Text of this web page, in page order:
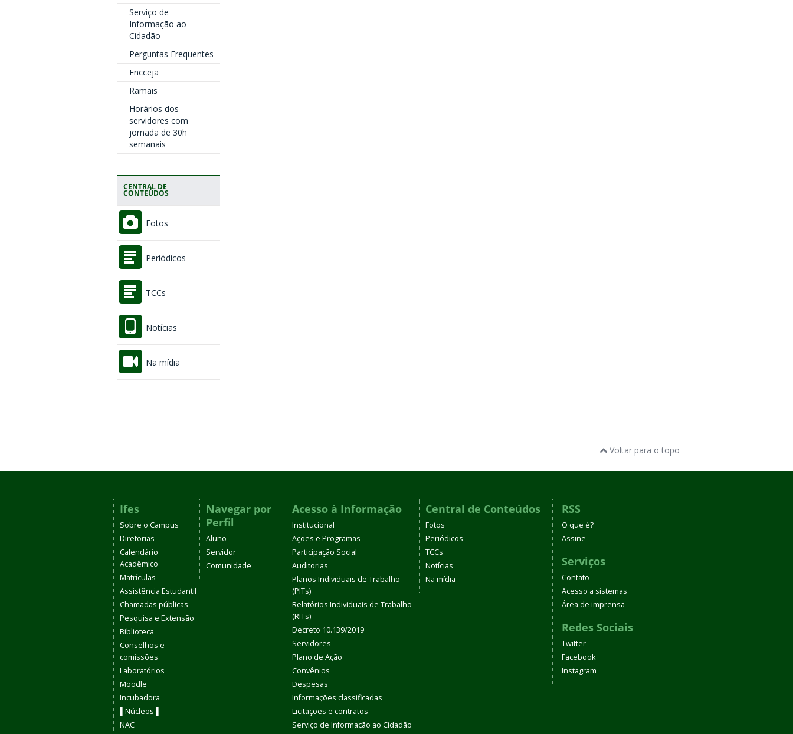
Serviço de
Informação ao
Cidadão
Perguntas Frequentes
Encceja
Ramais
Horários dos
servidores com
jornada de 30h
semanais
CENTRAL DE
CONTEÚDOS
Fotos
Periódicos
TCCs
Notícias
Na mídia
Voltar para o topo
Ifes
Sobre o Campus
Diretorias
Calendário
Acadêmico
Matrículas
Assistência Estudantil
Chamadas públicas
Pesquisa e Extensão
Biblioteca
Conselhos e
comissões
Laboratórios
Moodle
Incubadora
▌Núcleos ▌
NAC
Navegar por
Perfil
Aluno
Servidor
Comunidade
Acesso à Informação
Institucional
Ações e Programas
Participação Social
Auditorias
Planos Individuais de Trabalho
(PITs)
Relatórios Individuais de Trabalho
(RITs)
Decreto 10.139/2019
Servidores
Plano de Ação
Convênios
Despesas
Informações classificadas
Licitações e contratos
Serviço de Informação ao Cidadão
Central de Conteúdos
Fotos
Periódicos
TCCs
Notícias
Na mídia
RSS
O que é?
Assine
Serviços
Contato
Acesso a sistemas
Área de imprensa
Redes Sociais
Twitter
Facebook
Instagram